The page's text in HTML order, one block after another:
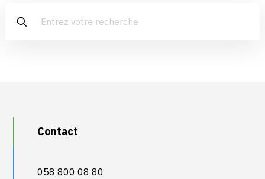
Contact
058 800 08 80